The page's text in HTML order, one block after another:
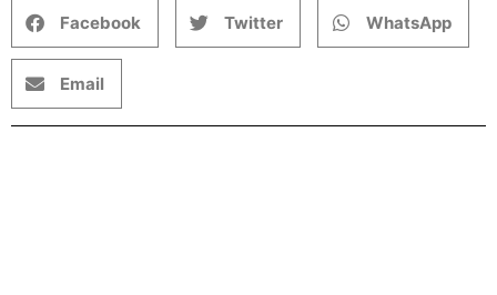
Facebook Twitter WhatsApp
Email